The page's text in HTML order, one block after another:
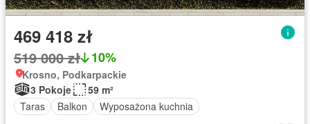
469 418 zł
519 000 zł 10%
Krosno, Podkarpackie
3 Pokoje
59 m²
Taras
Balkon Wyposażona kuchnia